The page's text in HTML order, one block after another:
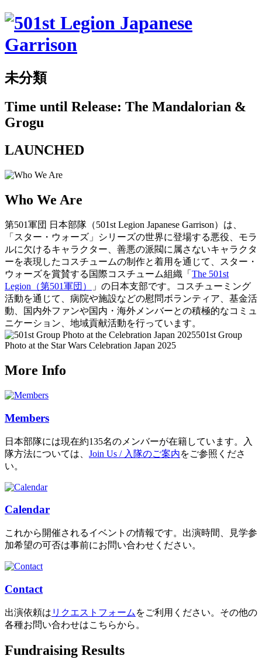
未分類
Time until Release: The Mandalorian &
Grogu
LAUNCHED
Who We Are
第501軍団 日本部隊（501st Legion Japanese Garrison）は、
「スター・ウォーズ」シリーズの世界に登場する悪役、モラ
ルに欠けるキャラクター、善悪の派閥に属さないキャラクタ
ーを表現したコスチュームの制作と着用を通じて、スター・
ウォーズを賞賛する国際コスチューム組織「 The 501st
Legion（第501軍団）
」の日本支部です。コスチューミング
活動を通じて、病院や施設などの慰問ボランティア、基金活
動、国内外ファンや国内・海外メンバーとの積極的なコミュ
ニケーション、地域貢献活動を行っています。
501st Group
Photo at the Star Wars Celebration Japan 2025
More Info
Members
日本部隊には現在約135名のメンバーが在籍しています。入
隊方法については、 Join Us / 入隊のご案内をご参照くださ
い。
Calendar
これから開催されるイベントの情報です。出演時間、見学参
加希望の可否は事前にお問い合わせください。
Contact
出演依頼は リクエストフォーム をご利用ください。その他の
各種お問い合わせはこちらから。
Fundraising Results